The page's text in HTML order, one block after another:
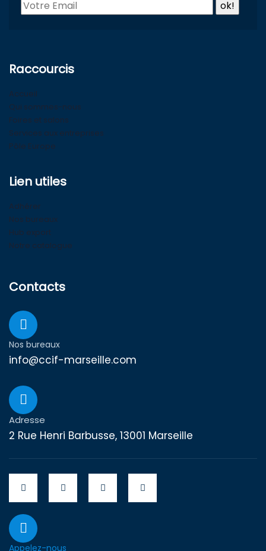
Raccourcis
Accueil
Qui sommes-nous
Foires et salons
Services aux entreprises
Pôle Europe
Lien utiles
Adhérer
Nos bureaux
Hub export
Notre catalogue
Contacts
Nos bureaux
info@ccif-marseille.com
Adresse
2 Rue Henri Barbusse, 13001 Marseille
Appelez-nous